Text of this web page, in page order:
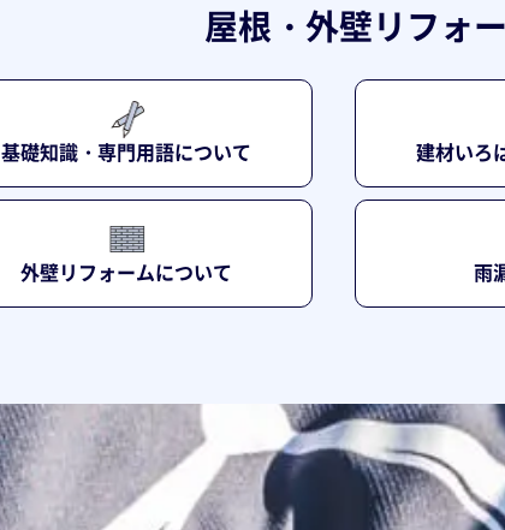
屋根・外壁リフォ
基礎知識・専門用語について 建材いろ
外壁リフォームについて 雨